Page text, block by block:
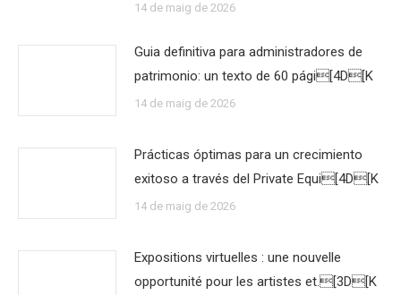
14 de maig de 2026
Guia definitiva para administradores de
patrimonio: un texto de 60 pági[4D[K
14 de maig de 2026
Prácticas óptimas para un crecimiento
exitoso a través del Private Equi[4D[K
14 de maig de 2026
Expositions virtuelles : une nouvelle
opportunité pour les artistes et.[3D[K